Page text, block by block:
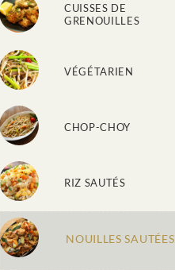
CUISSES DE
GRENOUILLES
VÉGÉTARIEN
CHOP-CHOY
RIZ SAUTÉS
NOUILLES SAUTÉES